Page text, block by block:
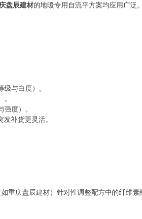
盘辰建材的地暖专用自流平方案均应用广泛
与白度）。
度）。
补货更灵活。
重庆盘辰建材）针对性调整配方中的纤维素